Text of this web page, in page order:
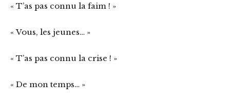
« T’as pas connu la faim ! »
« Vous, les jeunes… »
« T’as pas connu la crise ! »
« De mon temps… »